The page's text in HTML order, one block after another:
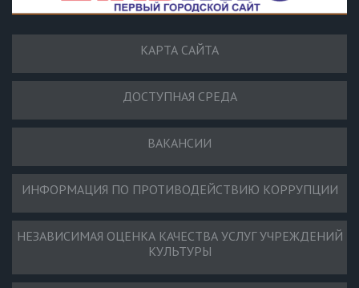
КАРТА САЙТА
ДОСТУПНАЯ СРЕДА
ВАКАНСИИ
ИНФОРМАЦИЯ ПО ПРОТИВОДЕЙСТВИЮ КОРРУПЦИИ
НЕЗАВИСИМАЯ ОЦЕНКА КАЧЕСТВА УСЛУГ УЧРЕЖДЕНИЙ
КУЛЬТУРЫ